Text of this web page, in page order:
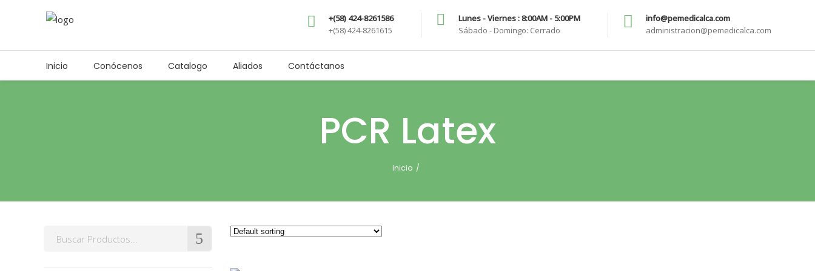
+(58) 424-8261586
+(58) 424-8261615
Lunes - Viernes : 8:00AM - 5:00PM
Sábado - Domingo: Cerrado
info@pemedicalca.com
administracion@pemedicalca.com
Inicio Conócenos Catalogo Aliados Contáctanos
PCR Latex
Inicio/
Search